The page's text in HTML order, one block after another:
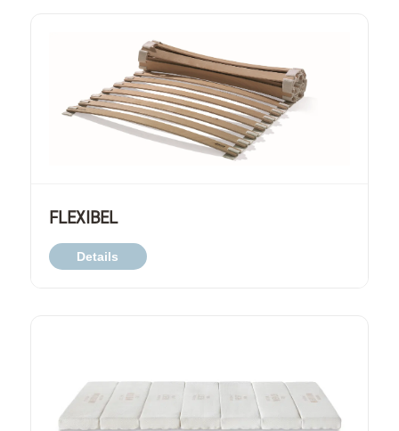
FLEXIBEL
Details